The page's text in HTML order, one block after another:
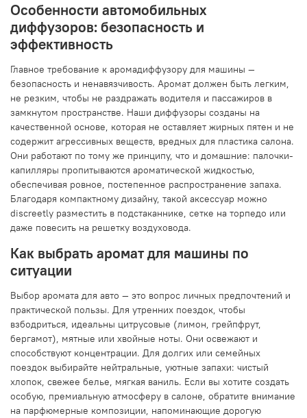
Особенности автомобильных
диффузоров: безопасность и
эффективность
Главное требование к аромадиффузору для машины —
безопасность и ненавязчивость. Аромат должен быть легким,
не резким, чтобы не раздражать водителя и пассажиров в
замкнутом пространстве. Наши диффузоры созданы на
качественной основе, которая не оставляет жирных пятен и не
содержит агрессивных веществ, вредных для пластика салона.
Они работают по тому же принципу, что и домашние: палочки-
капилляры пропитываются ароматической жидкостью,
обеспечивая ровное, постепенное распространение запаха.
Благодаря компактному дизайну, такой аксессуар можно
discreetly разместить в подстаканнике, сетке на торпедо или
даже повесить на решетку воздуховода.
Как выбрать аромат для машины по
ситуации
Выбор аромата для авто — это вопрос личных предпочтений и
практической пользы. Для утренних поездок, чтобы
взбодриться, идеальны цитрусовые (лимон, грейпфрут,
бергамот), мятные или хвойные ноты. Они освежают и
способствуют концентрации. Для долгих или семейных
поездок выбирайте нейтральные, уютные запахи: чистый
хлопок, свежее белье, мягкая ваниль. Если вы хотите создать
особую, премиальную атмосферу в салоне, обратите внимание
на парфюмерные композиции, напоминающие дорогую